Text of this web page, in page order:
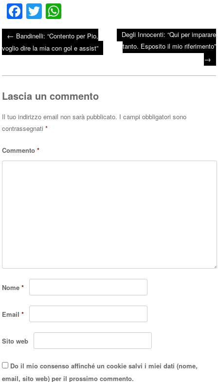
Fa
ce
bo
ok
T
wi
tte
r
ha
ts
A
pp
Post navigation
← Bandinelli: “Contento per Pio,
voglio dire la mia con gol e assist”
Degli Innocenti: “Qui per imparare
tanto. Esposito il mio riferimento”
→
Lascia un commento
Il tuo indirizzo email non sarà pubblicato. I campi obbligatori sono
contrassegnati*
Commento*
Nome*
Email*
Sito web
Do il mio consenso affinché un cookie salvi i miei dati (nome,
email, sito web) per il prossimo commento.